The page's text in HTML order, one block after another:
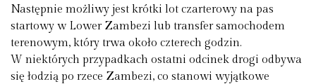
Następnie możliwy jest krótki lot czarterowy na pas
startowy w Lower Zambezi lub transfer samochodem
terenowym, który trwa około czterech godzin.
W niektórych przypadkach ostatni odcinek drogi odbywa
się łodzią po rzece Zambezi, co stanowi wyjątkowe